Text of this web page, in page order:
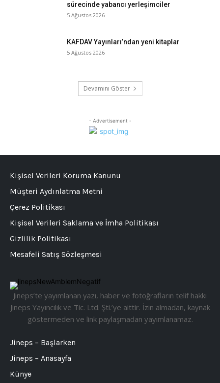
sürecinde yabancı yerleşimciler
5 Ağustos 2026
KAFDAV Yayınları’ndan yeni kitaplar
5 Ağustos 2026
Devamını Göster
- Advertisement -
Jineps’te yayımlanan yazı, haber ve fotoğrafların telif hakkı
Jineps Yayıncılık ve Tic. Ltd. Şti.’ye aittir. İzin almadan, kaynak
göstermeden ve link paylaşmadan yayımlanamaz.
Jineps – Başlarken
Jineps – Anasayfa
Künye
Kişisel Verileri Koruma Kanunu
Müşteri Aydınlatma Metni
Çerez Politikası
Kişisel Verileri Saklama ve İmha Politikası
Gizlilik Politikası
Mesafeli Satış Sözleşmesi